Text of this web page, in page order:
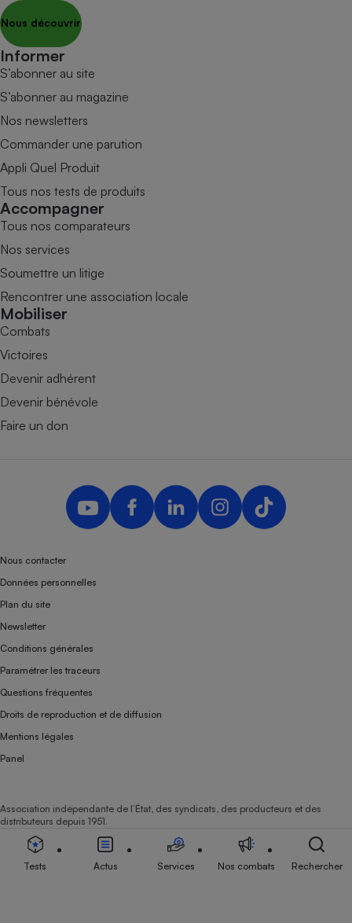
Nous découvrir
Informer
S’abonner au site
S’abonner au magazine
Nos newsletters
Commander une parution
Appli Quel Produit
Tous nos tests de produits
Accompagner
Tous nos comparateurs
Nos services
Soumettre un litige
Rencontrer une association locale
Mobiliser
Combats
Victoires
Devenir adhérent
Devenir bénévole
Faire un don
Nous contacter
Données personnelles
Plan du site
Newsletter
Conditions générales
Paramétrer les traceurs
Questions fréquentes
Droits de reproduction et de diffusion
Mentions légales
Panel
Association indépendante de l’État, des syndicats, des producteurs et des
distributeurs depuis 1951.
Tests Actus Services Nos combats Rechercher